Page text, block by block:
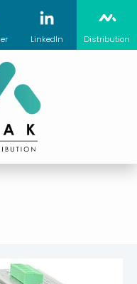
LinkedIn Distribution